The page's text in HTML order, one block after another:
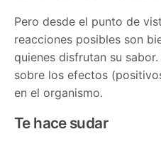
Pero desde el punto de
reacciones posibles son
quienes disfrutan su
sobre los efectos
en el organismo.
Te hace sudar